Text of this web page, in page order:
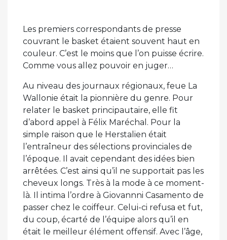
Les premiers correspondants de presse
couvrant le basket étaient souvent haut en
couleur. C’est le moins que l’on puisse écrire.
Comme vous allez pouvoir en juger…
Au niveau des journaux régionaux, feue La
Wallonie était la pionnière du genre. Pour
relater le basket principautaire, elle fit
d’abord appel à Félix Maréchal. Pour la
simple raison que le Herstalien était
l’entraîneur des sélections provinciales de
l’époque. Il avait cependant des idées bien
arrêtées. C’est ainsi qu’il ne supportait pas les
cheveux longs. Très à la mode à ce moment-
là. Il intima l’ordre à Giovannni Casamento de
passer chez le coiffeur. Celui-ci refusa et fut,
du coup, écarté de l’équipe alors qu’il en
était le meilleur élément offensif. Avec l’âge,